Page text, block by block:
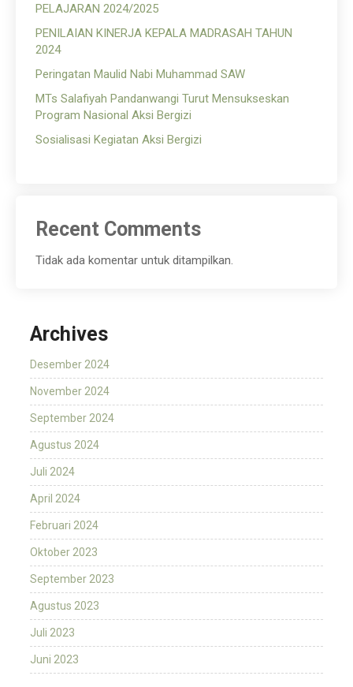
PELAJARAN 2024/2025
PENILAIAN KINERJA KEPALA MADRASAH TAHUN
2024
Peringatan Maulid Nabi Muhammad SAW
MTs Salafiyah Pandanwangi Turut Mensukseskan
Program Nasional Aksi Bergizi
Sosialisasi Kegiatan Aksi Bergizi
Recent Comments
Tidak ada komentar untuk ditampilkan.
Archives
Desember 2024
November 2024
September 2024
Agustus 2024
Juli 2024
April 2024
Februari 2024
Oktober 2023
September 2023
Agustus 2023
Juli 2023
Juni 2023